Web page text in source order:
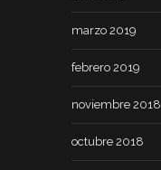
marzo 2019
febrero 2019
noviembre 2018
octubre 2018